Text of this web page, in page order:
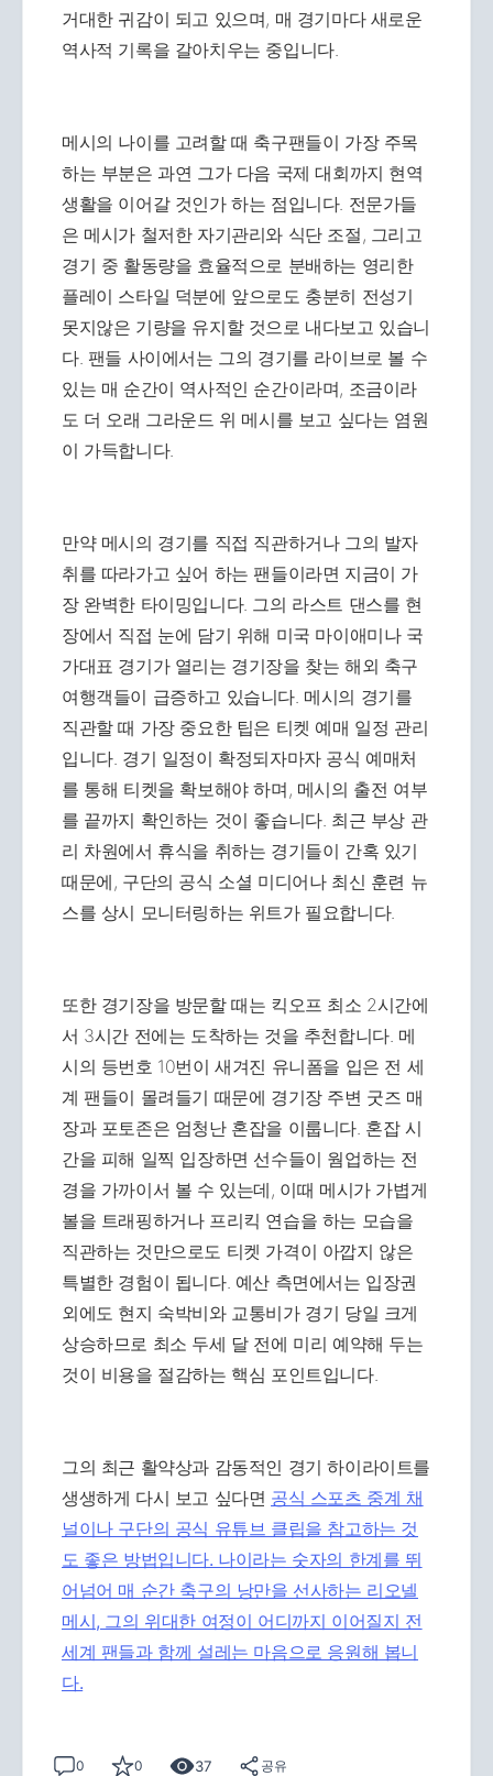
거대한 귀감이 되고 있으며, 매 경기마다 새로운
역사적 기록을 갈아치우는 중입니다.
메시의 나이를 고려할 때 축구팬들이 가장 주목
하는 부분은 과연 그가 다음 국제 대회까지 현역
생활을 이어갈 것인가 하는 점입니다. 전문가들
은 메시가 철저한 자기관리와 식단 조절, 그리고
경기 중 활동량을 효율적으로 분배하는 영리한
플레이 스타일 덕분에 앞으로도 충분히 전성기
못지않은 기량을 유지할 것으로 내다보고 있습니
다. 팬들 사이에서는 그의 경기를 라이브로 볼 수
있는 매 순간이 역사적인 순간이라며, 조금이라
도 더 오래 그라운드 위 메시를 보고 싶다는 염원
이 가득합니다.
만약 메시의 경기를 직접 직관하거나 그의 발자
취를 따라가고 싶어 하는 팬들이라면 지금이 가
장 완벽한 타이밍입니다. 그의 라스트 댄스를 현
장에서 직접 눈에 담기 위해 미국 마이애미나 국
가대표 경기가 열리는 경기장을 찾는 해외 축구
여행객들이 급증하고 있습니다. 메시의 경기를
직관할 때 가장 중요한 팁은 티켓 예매 일정 관리
입니다. 경기 일정이 확정되자마자 공식 예매처
를 통해 티켓을 확보해야 하며, 메시의 출전 여부
를 끝까지 확인하는 것이 좋습니다. 최근 부상 관
리 차원에서 휴식을 취하는 경기들이 간혹 있기
때문에, 구단의 공식 소셜 미디어나 최신 훈련 뉴
스를 상시 모니터링하는 위트가 필요합니다.
또한 경기장을 방문할 때는 킥오프 최소 2시간에
서 3시간 전에는 도착하는 것을 추천합니다. 메
시의 등번호 10번이 새겨진 유니폼을 입은 전 세
계 팬들이 몰려들기 때문에 경기장 주변 굿즈 매
장과 포토존은 엄청난 혼잡을 이룹니다. 혼잡 시
간을 피해 일찍 입장하면 선수들이 웜업하는 전
경을 가까이서 볼 수 있는데, 이때 메시가 가볍게
볼을 트래핑하거나 프리킥 연습을 하는 모습을
직관하는 것만으로도 티켓 가격이 아깝지 않은
특별한 경험이 됩니다. 예산 측면에서는 입장권
외에도 현지 숙박비와 교통비가 경기 당일 크게
상승하므로 최소 두세 달 전에 미리 예약해 두는
것이 비용을 절감하는 핵심 포인트입니다.
그의 최근 활약상과 감동적인 경기 하이라이트를
생생하게 다시 보고 싶다면 공식 스포츠 중계 채
널이나 구단의 공식 유튜브 클립을 참고하는 것
도 좋은 방법입니다. 나이라는 숫자의 한계를 뛰
어넘어 매 순간 축구의 낭만을 선사하는 리오넬
메시, 그의 위대한 여정이 어디까지 이어질지 전
세계 팬들과 함께 설레는 마음으로 응원해 봅니
다.
0 0 37 공유